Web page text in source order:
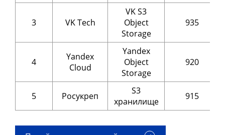
3 VK Tech
VK S3
Object
Storage
935
4
Yandex
Cloud
Yandex
Object
Storage
920
5 Росукреп
S3
хранилище
915